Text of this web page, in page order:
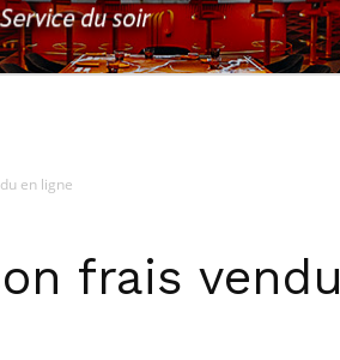
d'oc
en ligne
frais vendu